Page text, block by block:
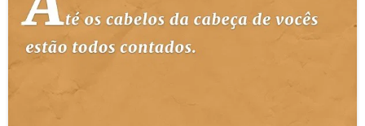
ESTUDOS BÍBLICOS
ESBOÇOS DE PREGAÇÃO